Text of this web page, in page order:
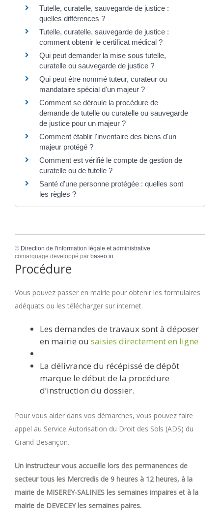
Tutelle, curatelle, sauvegarde de justice :
quelles différences ?
Tutelle, curatelle, sauvegarde de justice :
comment obtenir le certificat médical ?
Qui peut demander la mise sous tutelle,
curatelle ou sauvegarde de justice ?
Qui peut être nommé tuteur, curateur ou
mandataire spécial d'un majeur ?
Comment se déroule la procédure de
demande de tutelle ou curatelle ou sauvegarde
de justice pour un majeur ?
Comment établir l'inventaire des biens d'un
majeur protégé ?
Comment est vérifié le compte de gestion de
curatelle ou de tutelle ?
Santé d'une personne protégée : quelles sont
les règles ?
© Direction de l'information légale et administrative
comarquage developpé par baseo.io
Procédure
Vous pouvez passer en mairie pour obtenir les formulaires
adéquats ou les télécharger sur internet.
Les demandes de travaux sont à déposer
en mairie ou saisies directement en ligne
La délivrance du récépissé de dépôt
marque le début de la procédure
d’instruction du dossier.
Pour vous aider dans vos démarches, vous pouvez faire
appel au Service Autorisation du Droit des Sols (ADS) du
Grand Besançon.
Un instructeur vous accueille lors des permanences de
secteur tous les Mercredis de 9 heures à 12 heures, à la
mairie de MISEREY-SALINES les semaines impaires et à la
mairie de DEVECEY les semaines paires.